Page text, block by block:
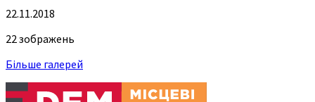
22.11.2018
22 зображень
Більше галерей